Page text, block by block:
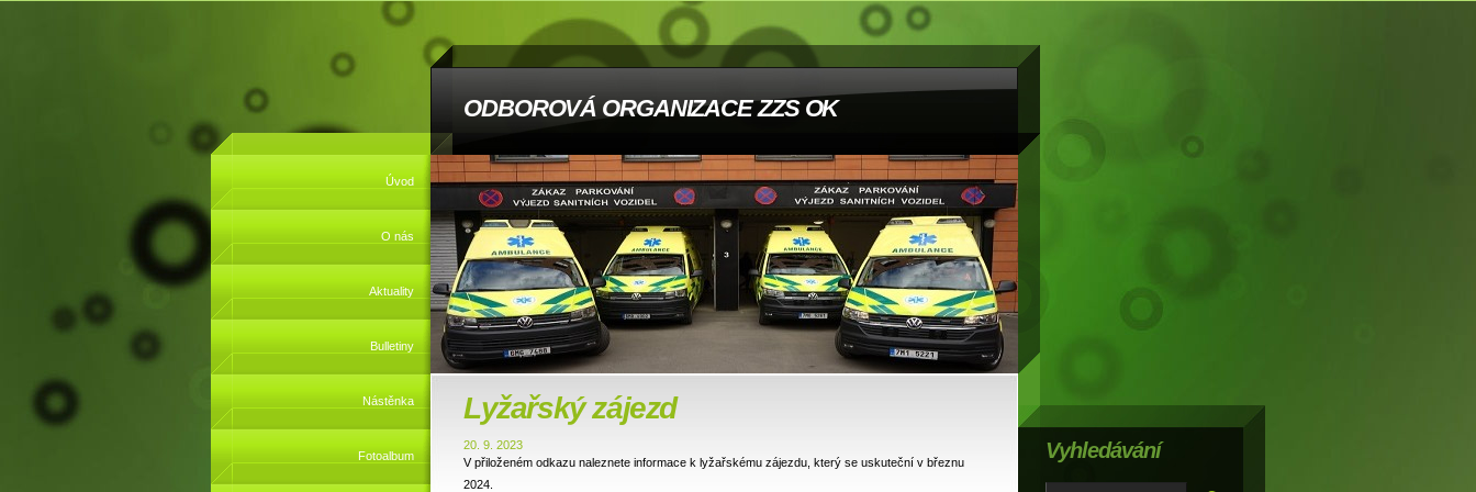
ODBOROVÁ ORGANIZACE ZZS OK
Úvod
O nás
Aktuality
Bulletiny
Nástěnka
Fotoalbum
Lyžařský zájezd
20. 9. 2023
V přiloženém odkazu naleznete informace k lyžařskému zájezdu, který se uskuteční v březnu
2024.
Vyhledávání